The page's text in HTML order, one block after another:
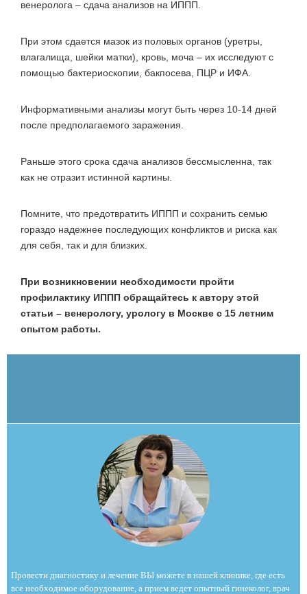
венеролога – сдача анализов на ИППП.
При этом сдается мазок из половых органов (уретры,
влагалища, шейки матки), кровь, моча – их исследуют с
помощью бактериоскопии, бакпосева, ПЦР и ИФА.
Информативными анализы могут быть через 10-14 дней
после предполагаемого заражения.
Раньше этого срока сдача анализов бессмысленна, так
как не отразит истинной картины.
Помните, что предотвратить ИППП и сохранить семью
гораздо надежнее последующих конфликтов и риска как
для себя, так и для близких.
При возникновении необходимости пройти
профилактику ИППП обращайтесь к автору этой
статьи – венерологу, урологу в Москве с 15 летним
опытом работы.
Провести диагностику и лечение ВЫ можете в нашей клинике, где есть
все необходимое оборудование, а прием ведет опытный гинеколог, врач